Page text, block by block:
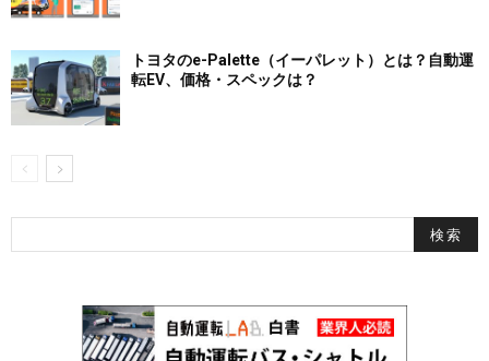
トヨタのe-Palette（イーパレット）とは？自動運
転EV、価格・スペックは？